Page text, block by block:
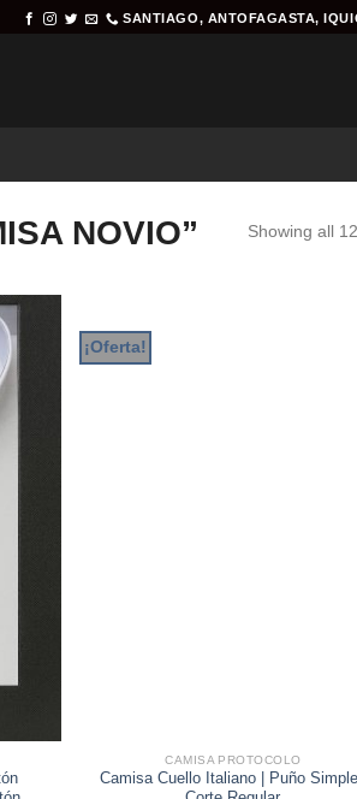
SANTIAGO, ANTOFAGASTA,
NOVIO” Showing all
¡Oferta!
CAMISA PROTOCOLO
Camisa Cuello Italiano | Puño Simple |